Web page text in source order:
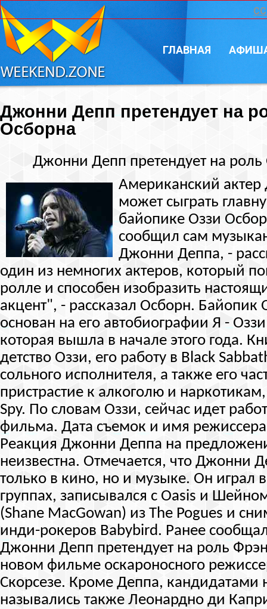
ГЛАВНАЯ
Джонни Депп претендует на
Осборна
Джонни Депп претендует на
Американский
может сыграть
байопике Оззи
сообщил сам
Джонни Деппа, -
один из немногих актеров, который
ролле и способен изобразить
акцент", - рассказал Осборн. Байопик
основан на его автобиографии Я -
которая вышла в начале этого года.
детство Оззи, его работу в Black
сольного исполнителя, а также его
пристрастие к алкоголю и
Spy. По словам Оззи, сейчас идет
фильма. Дата съемок и имя
Реакция Джонни Деппа на
неизвестна. Отмечается, что Джонни
только в кино, но и музыке. Он играл
группах, записывался с Oasis и
(Shane MacGowan) из The Pogues и
инди-рокеров Babybird. Ранее
Джонни Депп претендует на роль
новом фильме оскароносного
Скорсезе. Кроме Деппа, кандидатами
назывались также Леонардно ди